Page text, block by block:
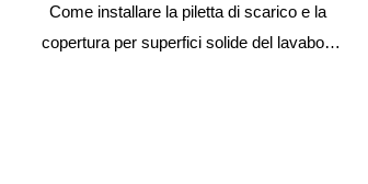
Come installare la piletta di scarico e la
copertura per superfici solide del lavabo |